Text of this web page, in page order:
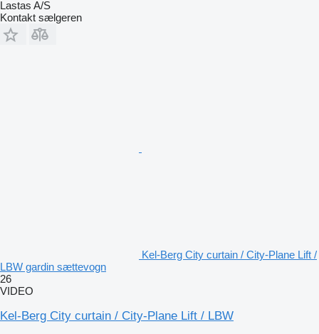
Lastas A/S
Kontakt sælgeren
Kel-Berg City curtain / City-Plane Lift /
LBW gardin sættevogn
26
VIDEO
Kel-Berg City curtain / City-Plane Lift / LBW